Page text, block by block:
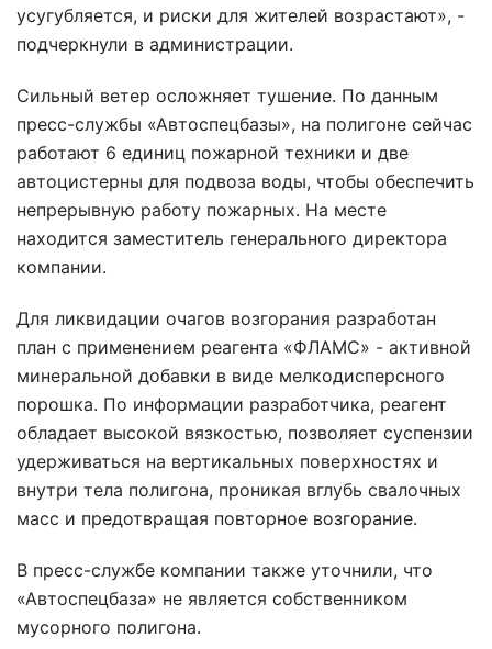
усугубляется, и риски для жителей возрастают», -
подчеркнули в администрации.
Сильный ветер осложняет тушение. По данным
пресс-службы «Автоспецбазы», на полигоне сейчас
работают 6 единиц пожарной техники и две
автоцистерны для подвоза воды, чтобы обеспечить
непрерывную работу пожарных. На месте
находится заместитель генерального директора
компании.
Для ликвидации очагов возгорания разработан
план с применением реагента «ФЛАМС» - активной
минеральной добавки в виде мелкодисперсного
порошка. По информации разработчика, реагент
обладает высокой вязкостью, позволяет суспензии
удерживаться на вертикальных поверхностях и
внутри тела полигона, проникая вглубь свалочных
масс и предотвращая повторное возгорание.
В пресс-службе компании также уточнили, что
«Автоспецбаза» не является собственником
мусорного полигона.